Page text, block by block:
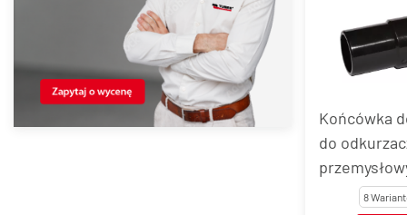
Końcówka
do
domowych
8